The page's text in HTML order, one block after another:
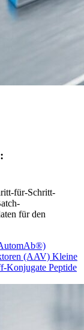
für-Schritt-
für den
(AAV) Kleine
Konjugate Peptide